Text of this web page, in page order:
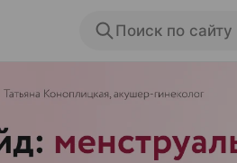
Поиск по сайту